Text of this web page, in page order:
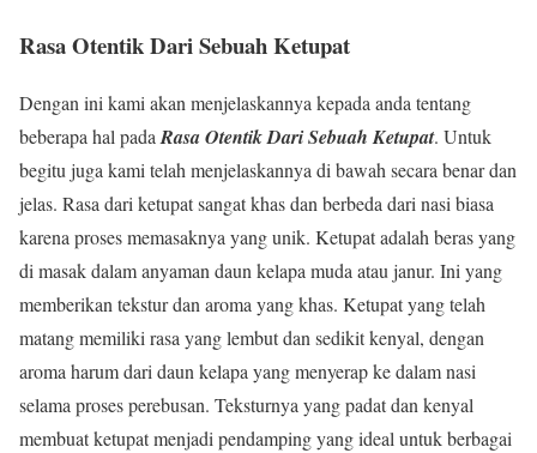
Rasa Otentik Dari Sebuah Ketupat
Dengan ini kami akan menjelaskannya kepada anda tentang
beberapa hal padaRasa Otentik Dari Sebuah Ketupat. Untuk
begitu juga kami telah menjelaskannya di bawah secara benar dan
jelas. Rasa dari ketupat sangat khas dan berbeda dari nasi biasa
karena proses memasaknya yang unik. Ketupat adalah beras yang
di masak dalam anyaman daun kelapa muda atau janur. Ini yang
memberikan tekstur dan aroma yang khas. Ketupat yang telah
matang memiliki rasa yang lembut dan sedikit kenyal, dengan
aroma harum dari daun kelapa yang menyerap ke dalam nasi
selama proses perebusan. Teksturnya yang padat dan kenyal
membuat ketupat menjadi pendamping yang ideal untuk berbagai